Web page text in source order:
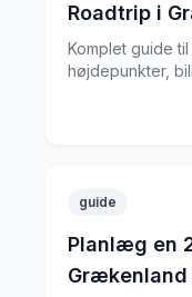
Roadtrip i
Komplet guide
højdepunkter,
guide
Planlæg en
Grækenland